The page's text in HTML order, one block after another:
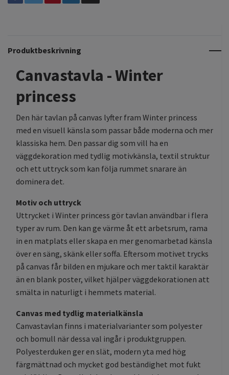
Produktbeskrivning
Canvastavla - Winter
princess
Den här tavlan på canvas lyfter fram Winter princess
med en visuell känsla som passar både moderna och mer
klassiska hem. Den passar dig som vill ha en
väggdekoration med tydlig motivkänsla, textil struktur
och ett uttryck som kan följa rummet snarare än
dominera det.
Motiv och uttryck
Uttrycket i Winter princess gör tavlan användbar i flera
typer av rum. Den kan ge värme åt ett arbetsrum, rama
in en matplats eller skapa en mer genomarbetad känsla
över en säng, skänk eller soffa. Eftersom motivet trycks
på canvas får bilden en mjukare och mer taktil karaktär
än en blank poster, vilket hjälper väggdekorationen att
smälta in naturligt i hemmets material.
Canvas med tydlig materialkänsla
Canvastavlan finns i materialvarianter som polyester
och bomull när dessa val ingår i produktgruppen.
Polyesterduken ger en slät, modern yta med hög
färgmättnad och mycket god beständighet mot fukt